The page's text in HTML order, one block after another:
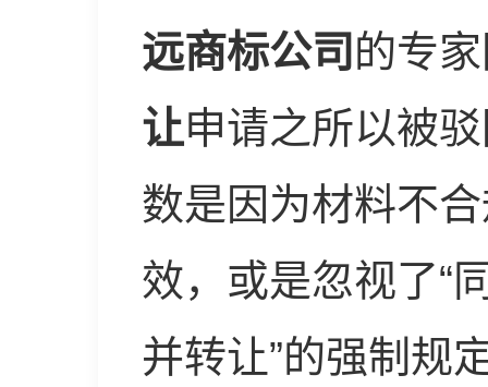
远商标公司 的专
让申请之所以被
数是因为材料不
效，或是忽视了“
并转让”的强制规